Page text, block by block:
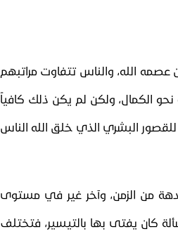
الله، والناس تتفاوت مراتبهم
نحو الكمال، ولكن لم يكن ذلك كافياً
البشري الذي خلق الله الناس
من الزمن، وآخر غير في مستوى
كان يفتى بها بالتيسير، فتختلف